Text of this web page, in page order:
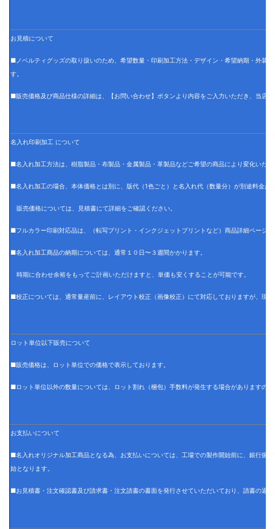
お見積について
■ノベルティグッズの取り扱いのため、希望数量・印刷加工方法・デザイン・希望納期・外装
す。
■販売価格及び商品仕様の詳細は、【お問い合わせ】ボタンより内容をご入力いただき、当店
名入れ印刷加工 について
■名入れ加工方法は、樹脂製品・布製品・金属製品・革製品などご希望の商品により変化いたし
■名入れ加工の場合、本体価格とは別に、版代（1色ごと）と名入れ代（数量分）が別途料金が
販売価格については、見積書にて詳細をご確認ください。
■フルカラー印刷対応品は、（転写プリント・インクジェットプリントなど）商品詳細ページ
■名入れ加工商品の納期については、通常１０日〜３週間かかります。
時期に合わせ余裕をもってご計画いただけますと、単価も安くすることが可能です。
■校正については、通常量産前に、レイアウト校正（画像校正）にて対応しておりますが、現
ロット単位以下販売について
■販売価格は、ロット単位での価格で表示しております。
■ロット単位以外の数量については、ロット割れ（梱包）手数料が発生する場合がありますの
お支払いについて
■名入れオリジナル加工商品となる為、お支払いについては、工場での製作開始前に、銀行振
始となります。
■お見積書・注文確認書及び請求書・注文請書の書面を発行させていただいており、請書の返